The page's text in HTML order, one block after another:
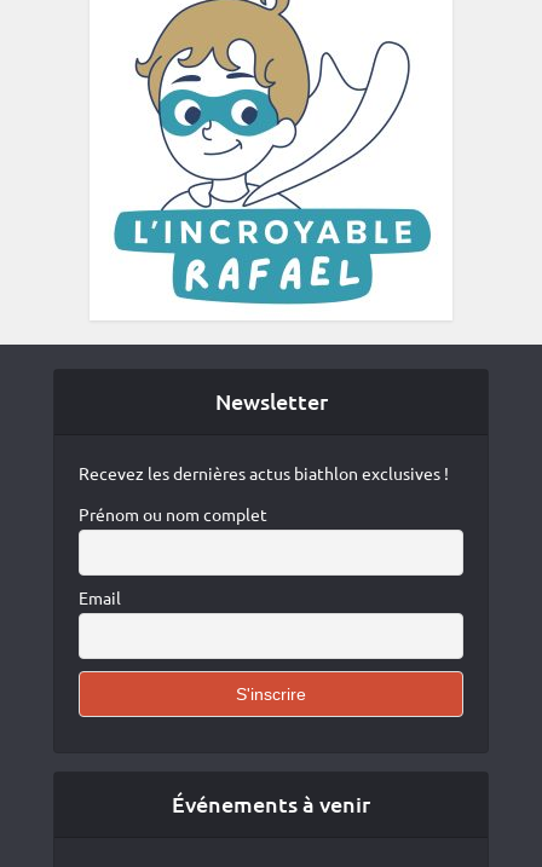
Newsletter
Recevez les dernières actus biathlon exclusives !
Prénom ou nom complet
Email
Événements à venir